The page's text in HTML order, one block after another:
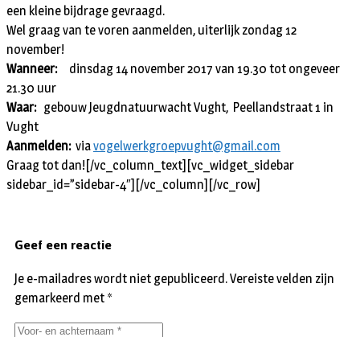
een kleine bijdrage gevraagd.
Wel graag van te voren aanmelden, uiterlijk zondag 12
november!
Wanneer:
dinsdag 14 november 2017 van 19.30 tot ongeveer
21.30 uur
Waar:gebouw Jeugdnatuurwacht Vught, Peellandstraat 1 in
Vught
Aanmelden:viavogelwerkgroepvught@gmail.com
Graag tot dan![/vc_column_text][vc_widget_sidebar
sidebar_id=”sidebar-4″][/vc_column][/vc_row]
Geef een reactie
Je e-mailadres wordt niet gepubliceerd.Vereiste velden zijn
gemarkeerd met *